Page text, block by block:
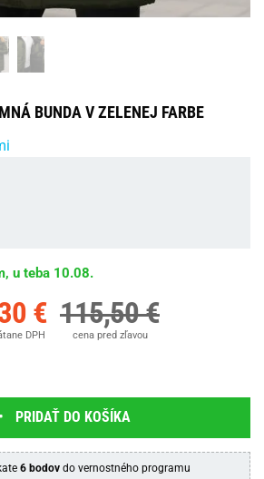
BUNDA V ZELENEJ FARBE
u teba 10.08.
€
DPH
115,50 €
cena pred zľavou
PRIDAŤ DO KOŠÍKA
6 bodov do vernostného programu